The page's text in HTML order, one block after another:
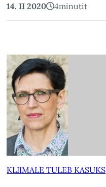
14. II 2020 4minutit
KLIIMALE TULEB KASUKS